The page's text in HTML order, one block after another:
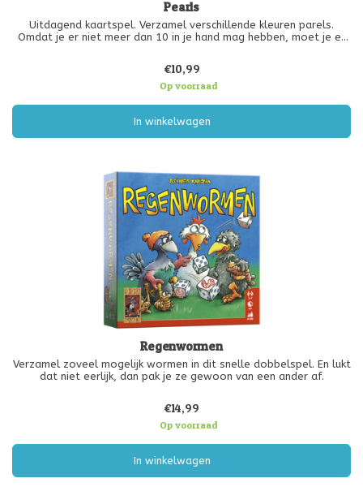
Pearls
Uitdagend kaartspel. Verzamel verschillende kleuren parels.
Omdat je er niet meer dan 10 in je hand mag hebben, moet je er
parelzoeker?
€10,99
Op voorraad
In winkelwagen
Regenwormen
Verzamel zoveel mogelijk wormen in dit snelle dobbelspel. En lukt
dat niet eerlijk, dan pak je ze gewoon van een ander af.
€14,99
Op voorraad
In winkelwagen